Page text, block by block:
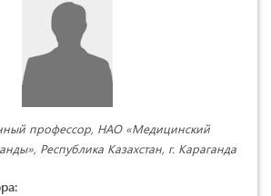
профессор, НАО «Медицинский
Республика Казахстан, г. Караганда